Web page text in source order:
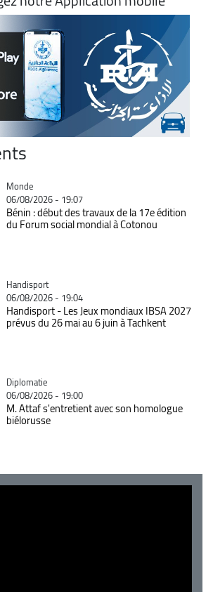
Catégorie
Monde
06/08/2026 - 19:07
Bénin : début des travaux de la 17e édition
du Forum social mondial à Cotonou
Catégorie
Handisport
06/08/2026 - 19:04
Handisport - Les Jeux mondiaux IBSA 2027
prévus du 26 mai au 6 juin à Tachkent
Catégorie
Diplomatie
06/08/2026 - 19:00
M. Attaf s'entretient avec son homologue
biélorusse